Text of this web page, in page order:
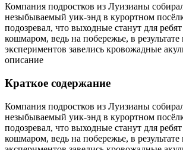
Компания подростков из Луизианы
незыбываемый уик-энд в курортном
подозревал, что выходные станут для
кошмаром, ведь на побережье, в
экспериментов завелись кровожадные
описание
Краткое содержание
Компания подростков из Луизианы
незыбываемый уик-энд в курортном
подозревал, что выходные станут для
кошмаром, ведь на побережье, в